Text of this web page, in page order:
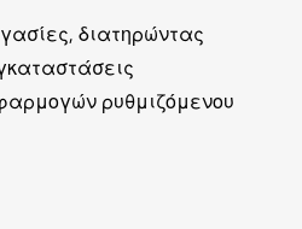
διατηρώντας
ρυθμιζόμενου